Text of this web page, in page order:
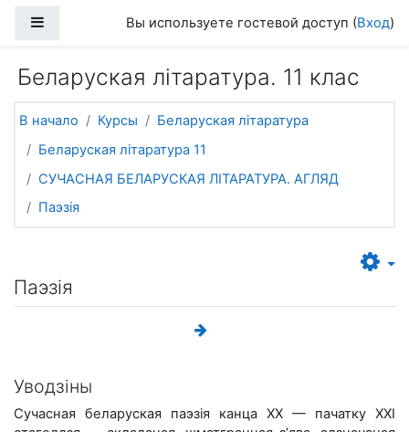
Боковая панельВы используете гостевой доступ (Вход)
Беларуская літаратура. 11 клас
В начало Курсы
Беларуская літаратура
Беларуская літаратура 11
СУЧАСНАЯ БЕЛАРУСКАЯ ЛІТАРАТУРА. АГЛЯД
Паэзія
Паэзія
Уводзіны
Сучасная беларуская паэзія канца ХХ — пачатку ХХІ